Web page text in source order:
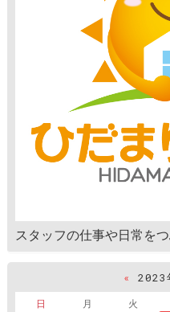
スタッフの仕事や日常を
« 2023
日
月 火